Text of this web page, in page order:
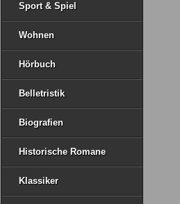
Sport & Spiel
Wohnen
Hörbuch
Belletristik
Biografien
Historische Romane
Klassiker